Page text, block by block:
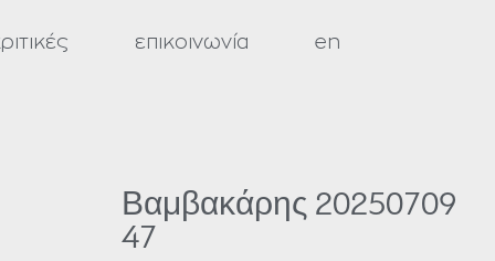
επικοινωνία en
Βαμβακάρης 20250709
47